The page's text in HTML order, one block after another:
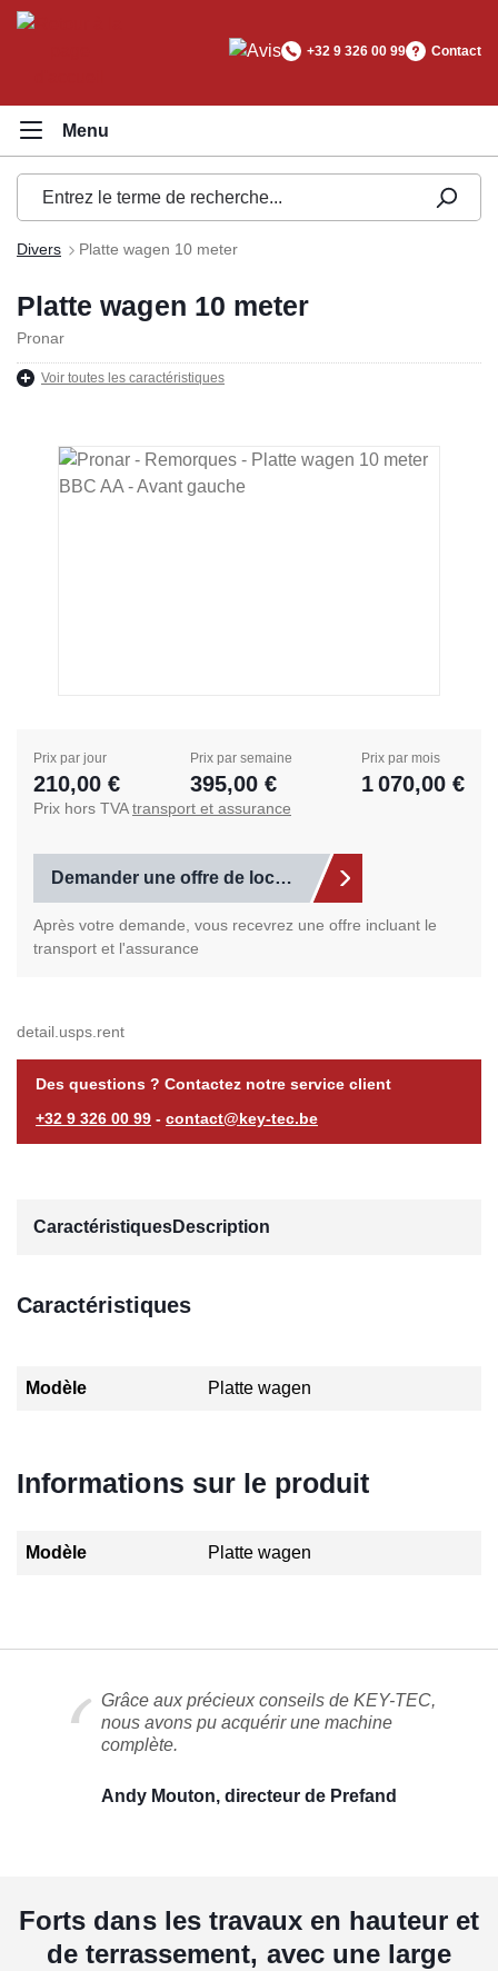
principal
+32 9 326 00 99 Contact
Divers Platte wagen 10 meter
Platte wagen 10 meter
Pronar
Voir toutes les caractéristiques
Ignorer la galerie d'images
Prix par jour
210,00 €
Prix par semaine
395,00 €
Prix par mois
1 070,00 €
Prix hors TVAtransport et assurance
Demander une offre de location
Après votre demande, vous recevrez une offre incluant le
transport et l'assurance
detail.usps.rent
Des questions ? Contactez notre service client
+32 9 326 00 99 - contact@key-tec.be
CaractéristiquesDescription
Caractéristiques
Modèle Platte wagen
Informations sur le produit
Modèle Platte wagen
Grâce aux précieux conseils de KEY-TEC,
nous avons pu acquérir une machine
complète.
Andy Mouton, directeur de Prefand
Forts dans les travaux en hauteur et
de terrassement, avec une large